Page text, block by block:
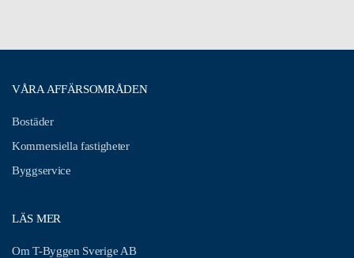
VÅRA AFFÄRSOMRÅDEN
Bostäder
Kommersiella fastigheter
Byggservice
LÄS MER
Om T-Byggen Sverige AB